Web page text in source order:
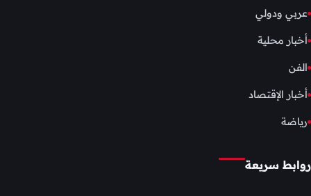
عربي ودولي
أخبار محلية
الفن
أخبار الإقتصاد
رياضة
روابط سريعة